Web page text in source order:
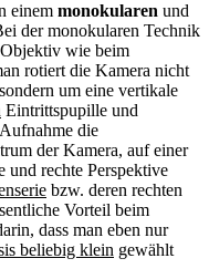
einem monokularen und
der monokularen Technik
Objektiv wie beim
rotiert die Kamera nicht
um eine vertikale
Eintrittspupille und
die
der Kamera, auf einer
und rechte Perspektive
bzw. deren rechten
Vorteil beim
dass man eben nur
beliebig klein gewählt